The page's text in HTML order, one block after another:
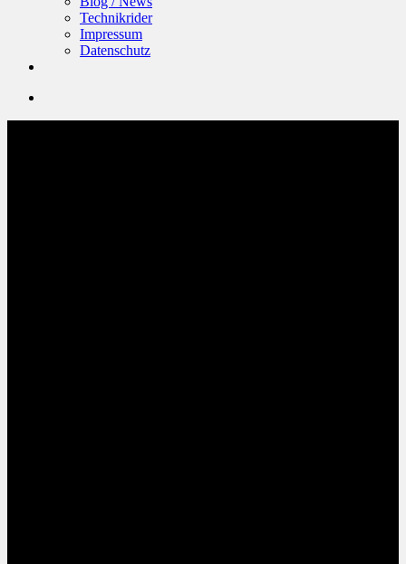
Technikrider
Impressum
Datenschutz